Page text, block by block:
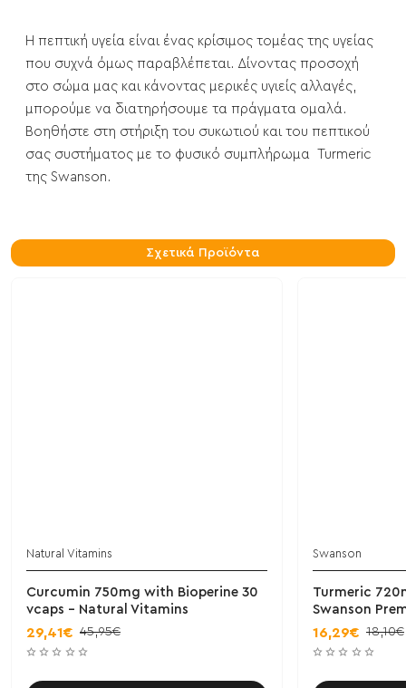
Η πεπτική υγεία είναι ένας κρίσιμος τομέας της υγείας
που συχνά όμως παραβλέπεται. Δίνοντας προσοχή
στο σώμα μας και κάνοντας μερικές υγιείς αλλαγές,
μπορούμε να διατηρήσουμε τα πράγματα ομαλά.
Βοηθήστε στη στήριξη του συκωτιού και του πεπτικού
σας συστήματος με το φυσικό συμπλήρωμα Turmeric
της Swanson.
Σχετικά Προϊόντα
Natural Vitamins
Curcumin 750mg with Bioperine 30
vcaps - Natural Vitamins
29,41€ 45,95€
Swanson
Turmeric
Swanson
16,29€ 18,10€